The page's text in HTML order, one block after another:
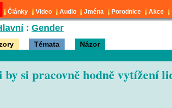
Články Video Audio Jména Porodnice Akce
: Gender
Témata Názor
si pracovně hodně vytížení